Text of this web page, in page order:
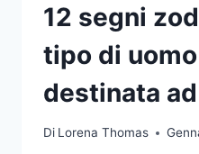
12 segni
tipo di
destinata
Di Lorena Thomas